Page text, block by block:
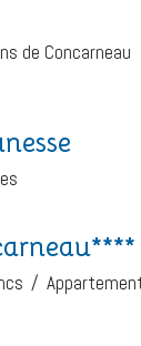
de Concarneau
/